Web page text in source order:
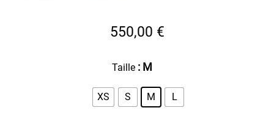
550,00 €
Taille : M
XS S M L